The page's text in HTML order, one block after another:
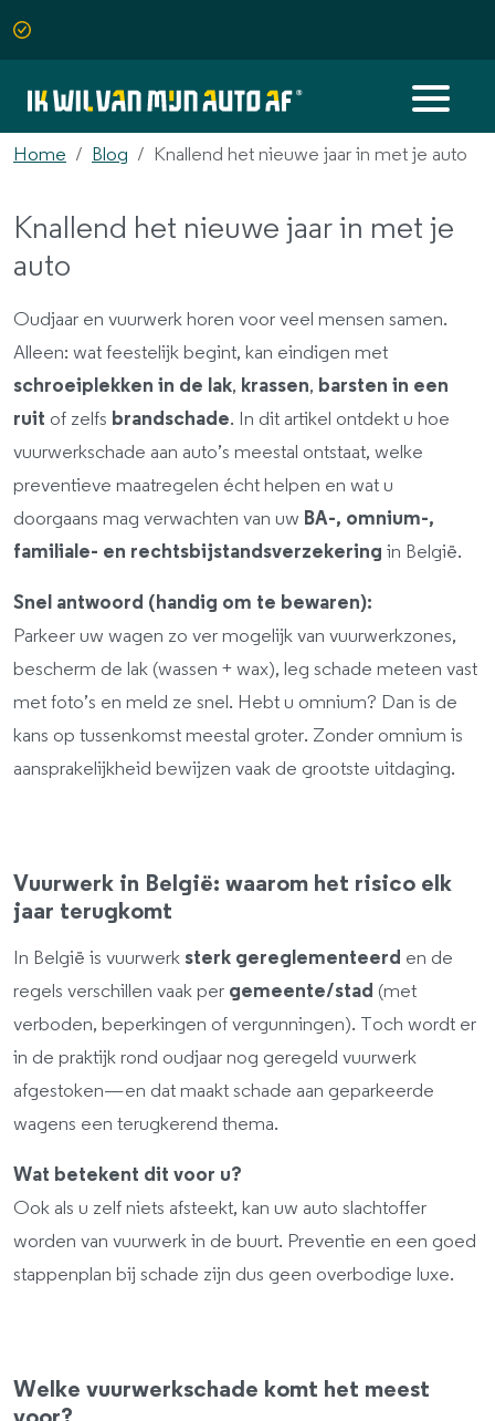
Home Blog Knallend het nieuwe jaar in met je auto
Knallend het nieuwe jaar in met je
auto
Oudjaar en vuurwerk horen voor veel mensen samen.
Alleen: wat feestelijk begint, kan eindigen met
schroeiplekken in de lak, krassen, barsten in een
ruit of zelfs brandschade. In dit artikel ontdekt u hoe
vuurwerkschade aan auto’s meestal ontstaat, welke
preventieve maatregelen écht helpen en wat u
doorgaans mag verwachten van uw BA-, omnium-,
familiale- en rechtsbijstandsverzekering in België.
Snel antwoord (handig om te bewaren):
Parkeer uw wagen zo ver mogelijk van vuurwerkzones,
bescherm de lak (wassen + wax), leg schade meteen vast
met foto’s en meld ze snel. Hebt u omnium? Dan is de
kans op tussenkomst meestal groter. Zonder omnium is
aansprakelijkheid bewijzen vaak de grootste uitdaging.
Vuurwerk in België: waarom het risico elk
jaar terugkomt
In België is vuurwerk sterk gereglementeerd en de
regels verschillen vaak per gemeente/stad (met
verboden, beperkingen of vergunningen). Toch wordt er
in de praktijk rond oudjaar nog geregeld vuurwerk
afgestoken—en dat maakt schade aan geparkeerde
wagens een terugkerend thema.
Wat betekent dit voor u?
Ook als u zelf niets afsteekt, kan uw auto slachtoffer
worden van vuurwerk in de buurt. Preventie en een goed
stappenplan bij schade zijn dus geen overbodige luxe.
Welke vuurwerkschade komt het meest